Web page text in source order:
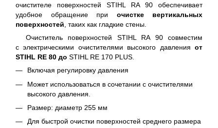
очистителе поверхностей STIHL RA 90 обеспечивает
удобное обращение при очистке вертикальных
поверхностей , таких как гладкие стены.
Очиститель поверхностей STIHL RA 90 совместим
с электрическими очистителями высокого давления от
STIHL RE 80 до STIHL RE 170 PLUS.
Включая регулировку давления
Может использоваться в сочетании с очистителями
высокого давления.
Размер: диаметр 255 мм
Для быстрой очистки поверхностей среднего размера